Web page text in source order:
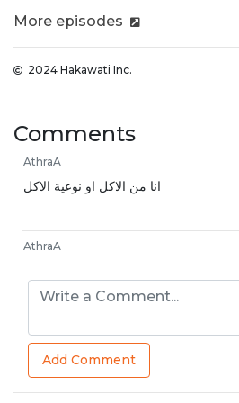
More episodes
2024 Hakawati Inc.
Comments
AthraA
انا من الاكل او نوعية الاكل
AthraA
AthraA
😢
Add Comment